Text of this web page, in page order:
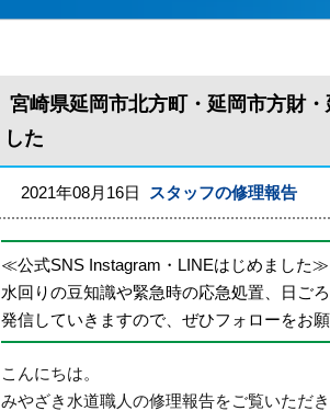
宮崎県延岡市北方町・延岡市方財
した
2021年08月16日 スタッフの修理報告
≪公式SNS Instagram・LINEはじめました≫
水回りの豆知識や緊急時の応急処置、日ご
発信していきますので、ぜひフォローをお願
こんにちは。
みやざき水道職人の修理報告をご覧いただ